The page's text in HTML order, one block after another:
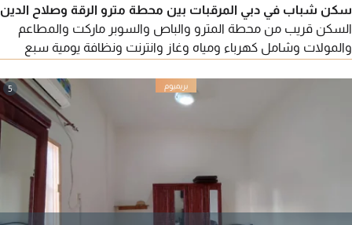
سكن شباب في دبي المرقبات بين محطة مترو الرقة وصلاح الدين
السكن قريب من محطة المترو والباص والسوبر ماركت والمطاعم
والمولات وشامل كهرباء ومياه وغاز وانترنت ونظافة يومية سبع
5